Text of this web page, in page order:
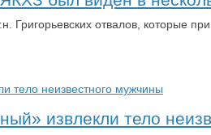
Григорьевских отвалов, которые
извлекли тело